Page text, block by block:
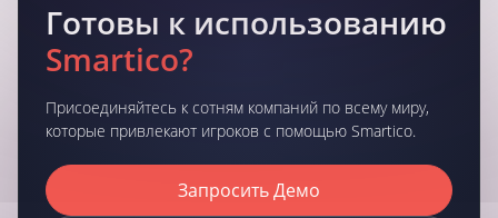
Готовы к использованию
Smartico?
Присоединяйтесь к сотням компаний по всему миру,
которые привлекают игроков с помощью Smartico.
Запросить Демо